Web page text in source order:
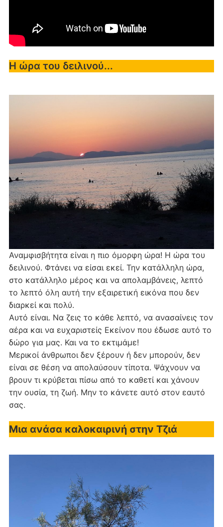
Η ώρα του δειλινού...
Αναμφισβήτητα είναι η πιο όμορφη ώρα! Η ώρα του
δειλινού. Φτάνει να είσαι εκεί. Την κατάλληλη ώρα,
στο κατάλληλο μέρος και να απολαμβάνεις, λεπτό
το λεπτό όλη αυτή την εξαιρετική εικόνα που δεν
διαρκεί και πολύ.
Αυτό είναι. Να ζεις το κάθε λεπτό, να ανασαίνεις τον
αέρα και να ευχαριστείς Εκείνον που έδωσε αυτό το
δώρο για μας. Και να το εκτιμάμε!
Μερικοί άνθρωποι δεν ξέρουν ή δεν μπορούν, δεν
είναι σε θέση να απολαύσουν τίποτα. Ψάχνουν να
βρουν τι κρύβεται πίσω από το καθετί και χάνουν
την ουσία, τη ζωή. Μην το κάνετε αυτό στον εαυτό
σας.
Μια ανάσα καλοκαιρινή στην Τζιά